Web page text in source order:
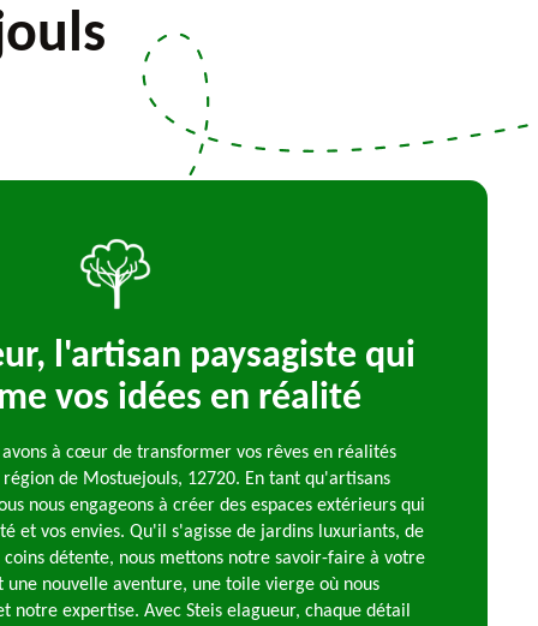
l'artisan paysagiste qui
vos idées en réalité
avons à cœur de transformer vos rêves en réalités
de Mostuejouls, 12720. En tant qu'artisans
nous engageons à créer des espaces extérieurs qui
et vos envies. Qu'il s'agisse de jardins luxuriants, de
coins détente, nous mettons notre savoir-faire à votre
une nouvelle aventure, une toile vierge où nous
notre expertise. Avec Steis elagueur, chaque détail